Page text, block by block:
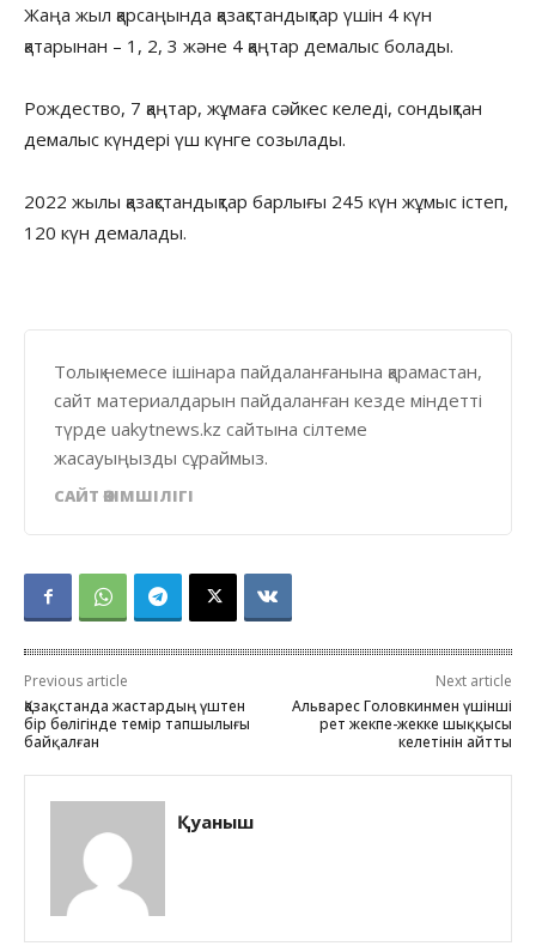
Жаңа жыл қарсаңында қазақстандықтар үшін 4 күн
қатарынан – 1, 2, 3 және 4 қаңтар демалыс болады.
Рождество, 7 қаңтар, жұмаға сәйкес келеді, сондықтан
демалыс күндері үш күнге созылады.
2022 жылы қазақстандықтар барлығы 245 күн жұмыс істеп,
120 күн демалады.
Толық немесе ішінара пайдаланғанына қарамастан,
сайт материалдарын пайдаланған кезде міндетті
түрде uakytnews.kz сайтына сілтеме
жасауыңызды сұраймыз.
САЙТ ӘКІМШІЛІГІ
Previous article
Қазақстанда жастардың үштен
бір бөлігінде темір тапшылығы
байқалған
Next article
Альварес Головкинмен үшінші
рет жекпе-жекке шыққысы
келетінін айтты
Қуаныш